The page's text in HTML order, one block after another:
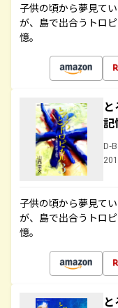
子供の頃から夢見て
が、島で出合うトロ
憶。
D-
子供の頃から夢見て
が、島で出合うトロ
憶。